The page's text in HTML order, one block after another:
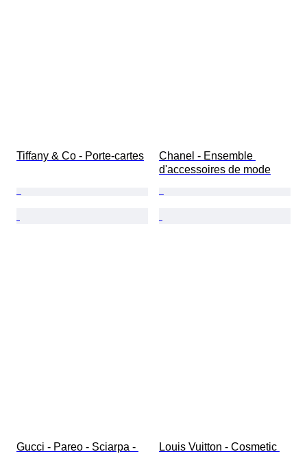
Tiffany & Co - Porte-cartes
Chanel - Ensemble
d'accessoires de mode
Gucci - Pareo - Sciarpa -
Louis Vuitton - Cosmetic